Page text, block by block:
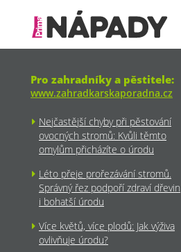
Pro zahradníky a pěstitele:
www.zahradkarskaporadna.cz
Nejčastější chyby při pěstování
ovocných stromů: Kvůli těmto
omylům přicházíte o úrodu
Léto přeje prořezávání stromů.
Správný řez podpoří zdraví dřevin
i bohatší úrodu
Více květů, více plodů: Jak výživa
ovlivňuje úrodu?